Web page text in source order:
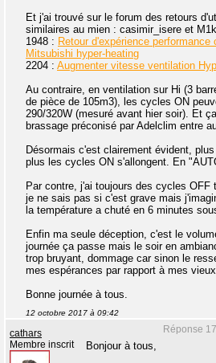
Et j'ai trouvé sur le forum des retours
similaires au mien : casimir_isere et
1948 : Retour d'expérience
Mitsubishi hyper-heating
2204 : Augmenter vitesse ventilation
Au contraire, en ventilation sur Hi (3
de pièce de 105m3), les cycles ON
290/320W (mesuré avant hier soir). Et
brassage préconisé par Adelclim entre
Désormais c'est clairement évident,
plus les cycles ON s'allongent. En
Par contre, j'ai toujours des cycles
je ne sais pas si c'est grave mais
la température a chuté en 6 minutes
Enfin ma seule déception, c'est le
journée ça passe mais le soir en
trop bruyant, dommage car sinon le
mes espérances par rapport à mes
Bonne journée à tous.
12 octobre 2017 à 09:42
Réponse
cathars
Membre inscrit
Bonjour à tous,